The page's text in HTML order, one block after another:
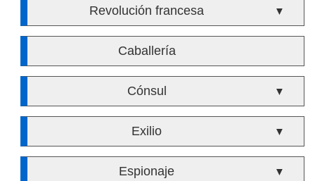
Revolución francesa ▼
Caballería
Cónsul ▼
Exilio ▼
Espionaje ▼